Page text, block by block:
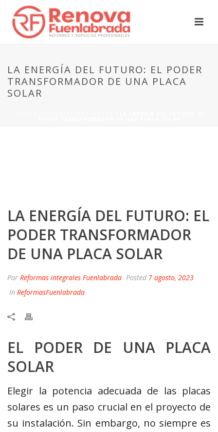
LA ENERGÍA DEL FUTURO: EL PODER
TRANSFORMADOR DE UNA PLACA
SOLAR
LA ENERGÍA DEL FUTURO: EL
PODER TRANSFORMADOR
DE UNA PLACA SOLAR
Por Reformas integrales Fuenlabrada Posted 7 agosto, 2023
In ReformasFuenlabrada
EL PODER DE UNA PLACA
SOLAR
Elegir la potencia adecuada de las placas
solares es un paso crucial en el proyecto de
su instalación. Sin embargo, no siempre es